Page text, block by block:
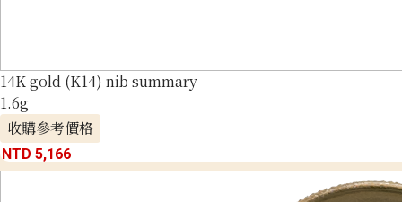
14K gold (K14) nib summary
1.6g
收購參考價格
NTD 5,166